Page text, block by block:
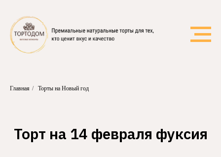
Главная / Торты на Новый год
Торт на 14 февраля фуксия